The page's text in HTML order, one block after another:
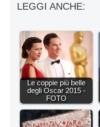
LEGGI ANCHE:
Le coppie più belle
degli Oscar 2015 -
FOTO